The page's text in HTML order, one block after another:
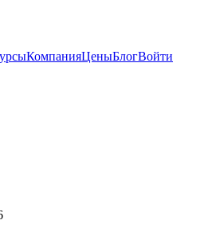
КомпанияЦеныБлогВойти